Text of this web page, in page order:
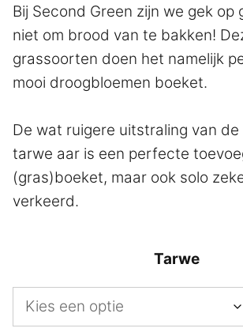
was:
€4,95.
is:
€3,47.
Bij Second Green zijn we gek op
niet om brood van te bakken!
grassoorten doen het namelijk
mooi droogbloemen boeket.
De wat ruigere uitstraling van
tarwe aar is een perfecte
(gras)boeket, maar ook solo
verkeerd.
Tarwe